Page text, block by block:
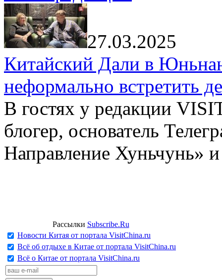
27.03.2025
Китайский Дали в
неформально встретить
В гостях у редакции
блогер, основатель
Направление Хуньчунь»
Рассылки Subscribe.Ru
Новости Китая от портала VisitChina.ru
Всё об отдыхе в Китае от портала VisitChina.ru
Всё о Китае от портала VisitChina.ru